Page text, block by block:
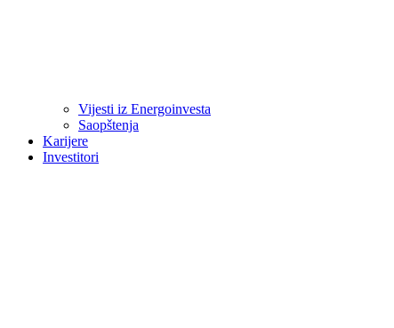
Vijesti iz Energoinvesta
Saopštenja
Karijere
Investitori